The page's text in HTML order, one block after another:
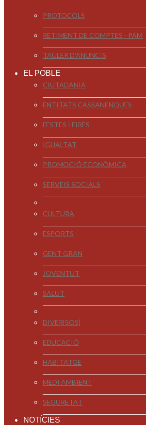
PROTOCOLS
RETIMENT DE COMPTES - PAM
TAULER D'ANUNCIS
EL POBLE
CIUTADANIA
ENTITATS CASSANENQUES
FESTES I FIRES
IGUALTAT
PROMOCIÓ ECONÒMICA
SERVEIS SOCIALS
CULTURA
ESPORTS
GENT GRAN
JOVENTUT
SALUT
DIVER[SOS]
EDUCACIÓ
HABITATGE
MEDI AMBIENT
SEGURETAT
NOTÍCIES